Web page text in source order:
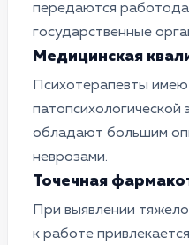
передаются
государственные
Медицинская
Психотерапевты
патопсихологической
обладают большим
неврозами.
Точечная
При выявлении
к работе